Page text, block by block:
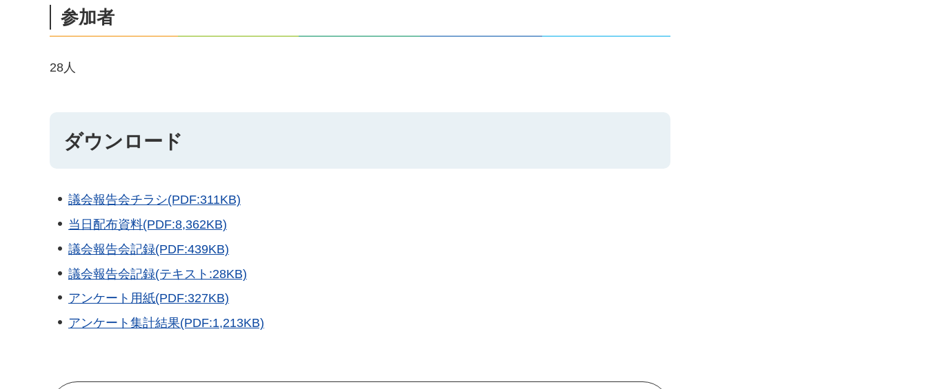
参加者
28人
ダウンロード
議会報告会チラシ(PDF:311KB)
当日配布資料(PDF:8,362KB)
議会報告会記録(PDF:439KB)
議会報告会記録(テキスト:28KB)
アンケート用紙(PDF:327KB)
アンケート集計結果(PDF:1,213KB)